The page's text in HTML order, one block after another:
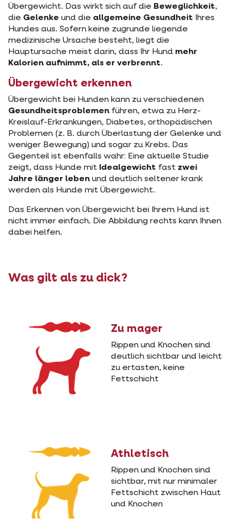
Übergewicht. Das wirkt sich auf die Beweglichkeit,
die Gelenke und die allgemeine Gesundheit Ihres
Hundes aus. Sofern keine zugrunde liegende
medizinische Ursache besteht, liegt die
Hauptursache meist darin, dass Ihr Hund mehr
Kalorien aufnimmt, als er verbrennt.
Übergewicht erkennen
Übergewicht bei Hunden kann zu verschiedenen
Gesundheitsproblemen führen, etwa zu Herz-
Kreislauf-Erkrankungen, Diabetes, orthopädischen
Problemen (z. B. durch Überlastung der Gelenke und
weniger Bewegung) und sogar zu Krebs. Das
Gegenteil ist ebenfalls wahr: Eine aktuelle Studie
zeigt, dass Hunde mit Idealgewicht fast zwei
Jahre länger leben und deutlich seltener krank
werden als Hunde mit Übergewicht.
Das Erkennen von Übergewicht bei Ihrem Hund ist
nicht immer einfach. Die Abbildung rechts kann Ihnen
dabei helfen.
Was gilt als zu dick?
Zu mager
Rippen und Knochen sind
deutlich sichtbar und leicht
zu ertasten, keine
Fettschicht
Athletisch
Rippen und Knochen sind
sichtbar, mit nur minimaler
Fettschicht zwischen Haut
und Knochen